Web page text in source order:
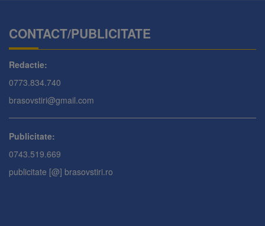
CONTACT/PUBLICITATE
Redactie:
0773.834.740
brasovstiri@gmail.com
Publicitate:
0743.519.669
publicitate [@] brasovstiri.ro